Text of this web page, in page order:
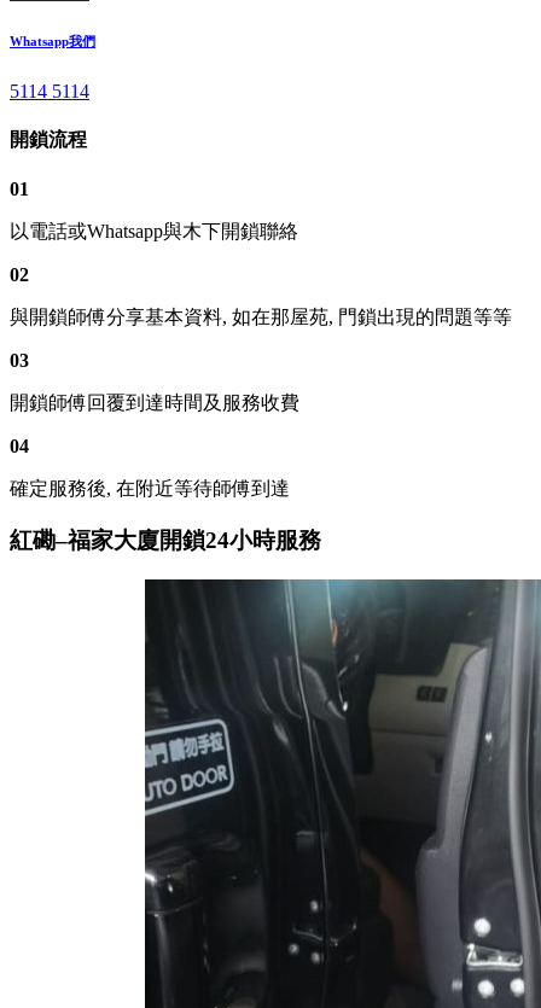
Whatsapp我們
5114 5114
開鎖流程
01
以電話或Whatsapp與木下開鎖聯絡
02
與開鎖師傅分享基本資料, 如在那屋苑, 門鎖出現的問題等等
03
開鎖師傅回覆到達時間及服務收費
04
確定服務後, 在附近等待師傅到達
紅磡–福家大廈開鎖24小時服務